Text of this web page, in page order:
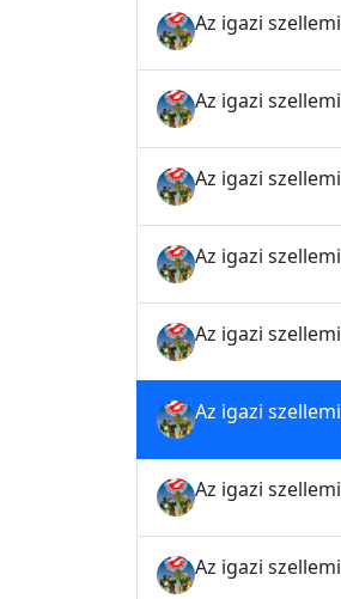
Az igazi
Az igazi
Az igazi
Az igazi
Az igazi
Az igazi
Az igazi
Az igazi